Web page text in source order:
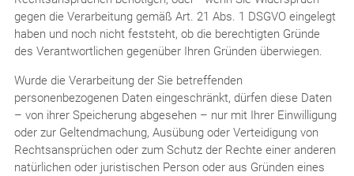
gegen die Verarbeitung gemäß Art. 21 Abs. 1 DSGVO eingelegt
haben und noch nicht feststeht, ob die berechtigten Gründe
des Verantwortlichen gegenüber Ihren Gründen überwiegen.
Wurde die Verarbeitung der Sie betreffenden
personenbezogenen Daten eingeschränkt, dürfen diese Daten
– von ihrer Speicherung abgesehen – nur mit Ihrer Einwilligung
oder zur Geltendmachung, Ausübung oder Verteidigung von
Rechtsansprüchen oder zum Schutz der Rechte einer anderen
natürlichen oder juristischen Person oder aus Gründen eines